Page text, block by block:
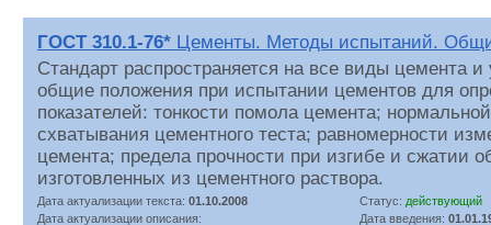
ГОСТ 310.1-76* Цементы. Методы испытаний.
Стандарт распространяется на все виды цемента и
общие положения при испытании цементов для
показателей: тонкости помола цемента;
схватывания цементного теста; равномерности
цемента; предела прочности при изгибе и сжатии
изготовленных из цементного раствора.
Дата актуализации текста: 01.10.2008 Статус: действующий
Дата актуализации описания:
Дата введения: